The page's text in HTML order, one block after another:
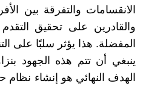
الانقسامات والتفرقة بين
والقادرين على تحقيق
المفضلة. هذا يؤثر سلبًا على
ينبغي أن تتم هذه الجهود
الهدف النهائي هو إنشاء